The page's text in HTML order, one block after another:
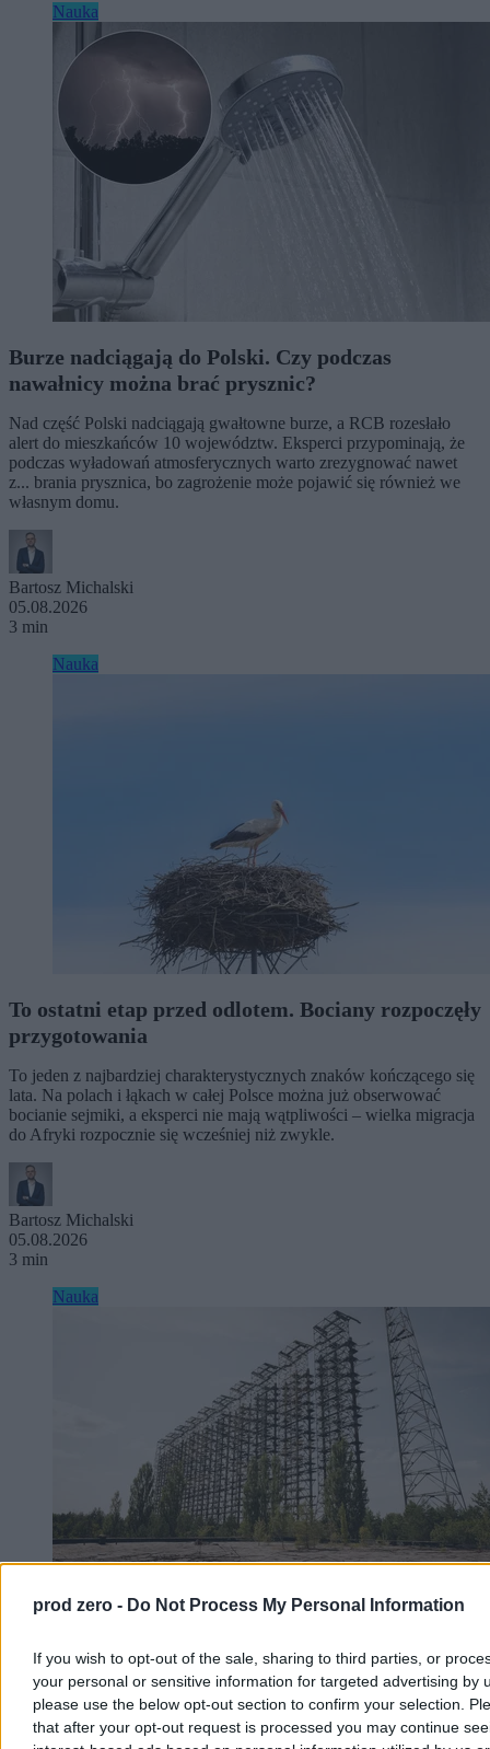
prod zero - Do Not Process My Personal Information
If you wish to opt-out of the sale, sharing to third parties, or
your personal or sensitive information for targeted advertising by
please use the below opt-out section to confirm your selection.
that after your opt-out request is processed you may continue
Nauka
Burze nadciągają do Polski. Czy podczas
nawałnicy można brać prysznic?
Nad część Polski nadciągają gwałtowne burze, a RCB rozesłało
alert do mieszkańców 10 województw. Eksperci przypominają, że
podczas wyładowań atmosferycznych warto zrezygnować nawet
z... brania prysznica, bo zagrożenie może pojawić się również we
własnym domu.
Bartosz Michalski
05.08.2026
3 min
Nauka
To ostatni etap przed odlotem. Bociany rozpoczęły
przygotowania
To jeden z najbardziej charakterystycznych znaków kończącego się
lata. Na polach i łąkach w całej Polsce można już obserwować
bocianie sejmiki, a eksperci nie mają wątpliwości – wielka migracja
do Afryki rozpocznie się wcześniej niż zwykle.
Bartosz Michalski
05.08.2026
3 min
Nauka
z największych tajemnic ZSRR
Przez lata zakłócała łączność radiową na niemal całej półkuli
północnej, a wokół niej narosły dziesiątki teorii spiskowych.